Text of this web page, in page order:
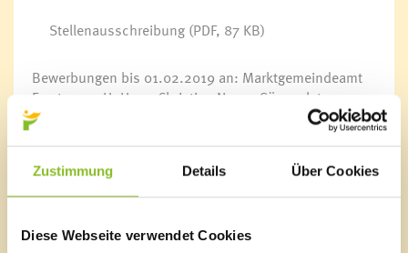
Zustimmung Details Über Cookies
Diese Webseite verwendet Cookies
Stellenausschreibung (PDF, 87 KB)
Bewerbungen bis 01.02.2019 an: Marktgemeindeamt
Frastanz, z.H. Herrn Christian Neyer, Sägenplatz 1,
6820 Frastanz oder per E-Mail
Marktgemeinde Frastanz